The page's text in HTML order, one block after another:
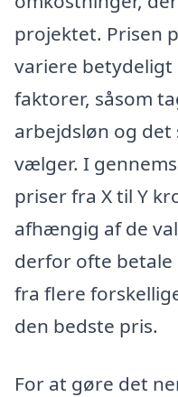
projektet. Prisen
variere
faktorer, såsom
arbejdsløn og det
vælger. I
priser fra X til Y
afhængig af de
derfor ofte
fra flere
den bedste pris.
For at gøre det